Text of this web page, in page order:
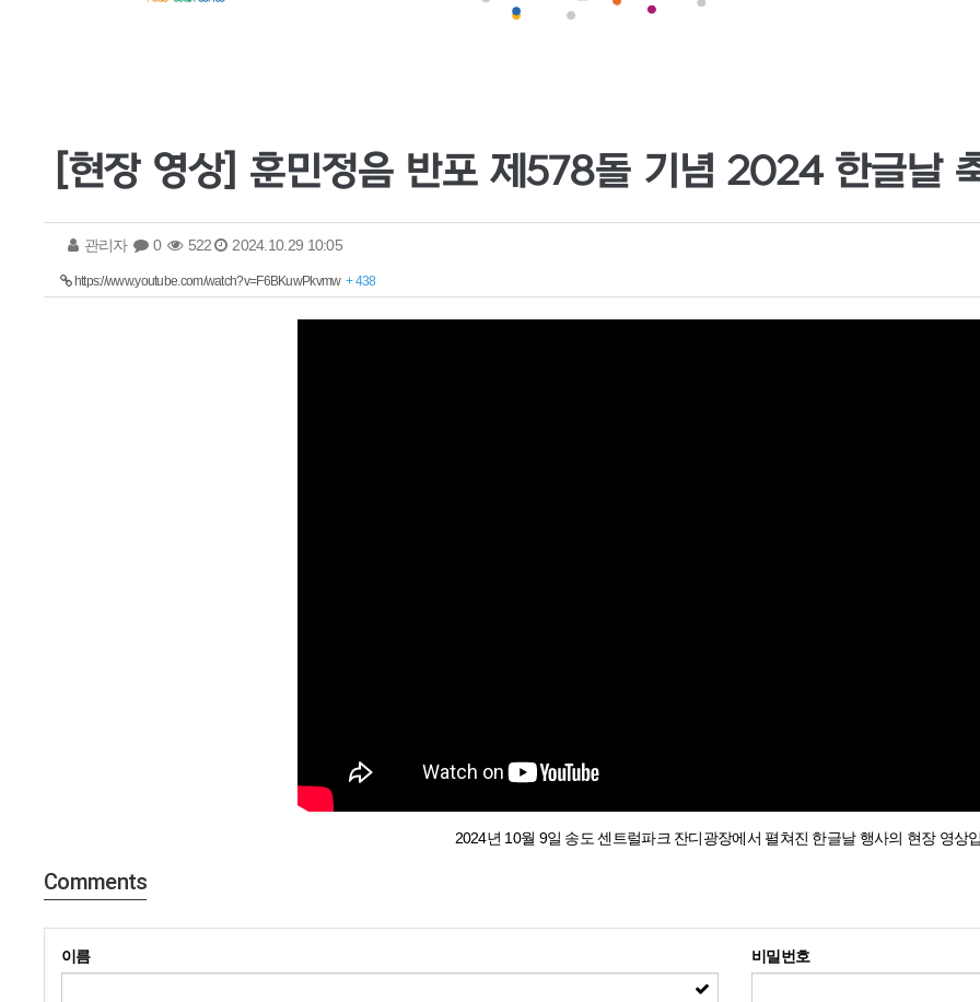
[현장 영상] 훈민정음 반포 제578돌 기념 2024 한글날
관리자 0 522 2024.10.29 10:05
https://www.youtube.com/watch?v=F6BKuwPkvmw+ 438
2024년 10월 9일 송도 센트럴파크 잔디광장에서 펼쳐진 한글날 행사의 현장 영상
Comments
이름 비밀번호